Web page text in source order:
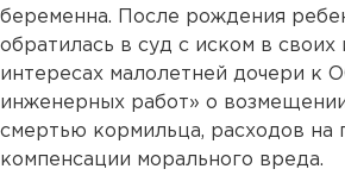
беременна. После рождения
обратилась в суд с иском в своих
интересах малолетней дочери к
инженерных работ» о
смертью кормильца, расходов на
компенсации морального вреда.